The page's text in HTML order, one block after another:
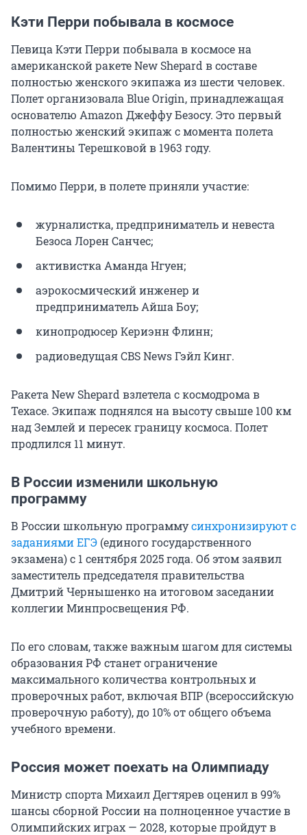
Кэти Перри побывала в космосе
Певица Кэти Перри побывала в космосе на
американской ракете New Shepard в составе
полностью женского экипажа из шести человек.
Полет организовала Blue Origin, принадлежащая
основателю Amazon Джеффу Безосу. Это первый
полностью женский экипаж с момента полета
Валентины Терешковой в 1963 году.
Помимо Перри, в полете приняли участие:
журналистка, предприниматель и невеста
Безоса Лорен Санчес;
активистка Аманда Нгуен;
аэрокосмический инженер и
предприниматель Айша Боу;
кинопродюсер Кериэнн Флинн;
радиоведущая CBS News Гэйл Кинг.
Ракета New Shepard взлетела с космодрома в
Техасе. Экипаж поднялся на высоту свыше 100 км
над Землей и пересек границу космоса. Полет
продлился 11 минут.
В России изменили школьную
программу
В России школьную программусинхронизируют с
заданиями ЕГЭ (единого государственного
экзамена) с 1 сентября 2025 года. Об этом заявил
заместитель председателя правительства
Дмитрий Чернышенко на итоговом заседании
коллегии Минпросвещения РФ.
По его словам, также важным шагом для системы
образования РФ станет ограничение
максимального количества контрольных и
проверочных работ, включая ВПР (всероссийскую
проверочную работу), до 10% от общего объема
учебного времени.
Россия может поехать на Олимпиаду
Министр спорта Михаил Дегтярев оценил в 99%
шансы сборной России на полноценное участие в
Олимпийских играх — 2028, которые пройдут в